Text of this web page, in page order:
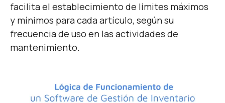
facilita el establecimiento de límites máximos
y mínimos para cada artículo, según su
frecuencia de uso en las actividades de
mantenimiento.